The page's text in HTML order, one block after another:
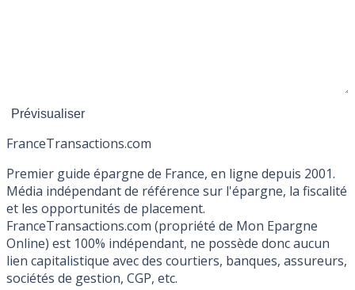
FranceTransactions.com
Premier guide épargne de France, en ligne depuis 2001.
Média indépendant de référence sur l'épargne, la fiscalité
et les opportunités de placement.
FranceTransactions.com (propriété de Mon Epargne
Online) est 100% indépendant, ne possède donc aucun
lien capitalistique avec des courtiers, banques, assureurs,
sociétés de gestion, CGP, etc.